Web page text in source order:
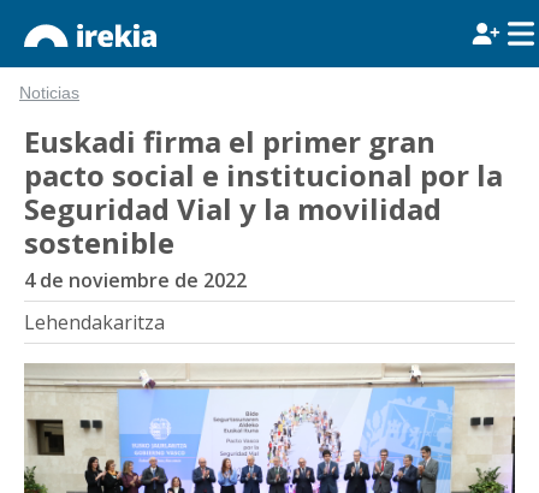
Noticias
Euskadi firma el primer gran
pacto social e institucional por la
Seguridad Vial y la movilidad
sostenible
4 de noviembre de 2022
Lehendakaritza